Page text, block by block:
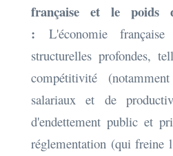
française et le poids
: L'économie
structurelles profondes,
compétitivité
salariaux et de
d'endettement public et
réglementation (qui freine